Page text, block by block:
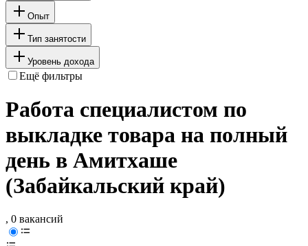
Опыт
Тип занятости
Уровень дохода
Ещё фильтры
Работа специалистом по
выкладке товара на полный
день в Амитхаше
(Забайкальский край)
, 0 вакансий